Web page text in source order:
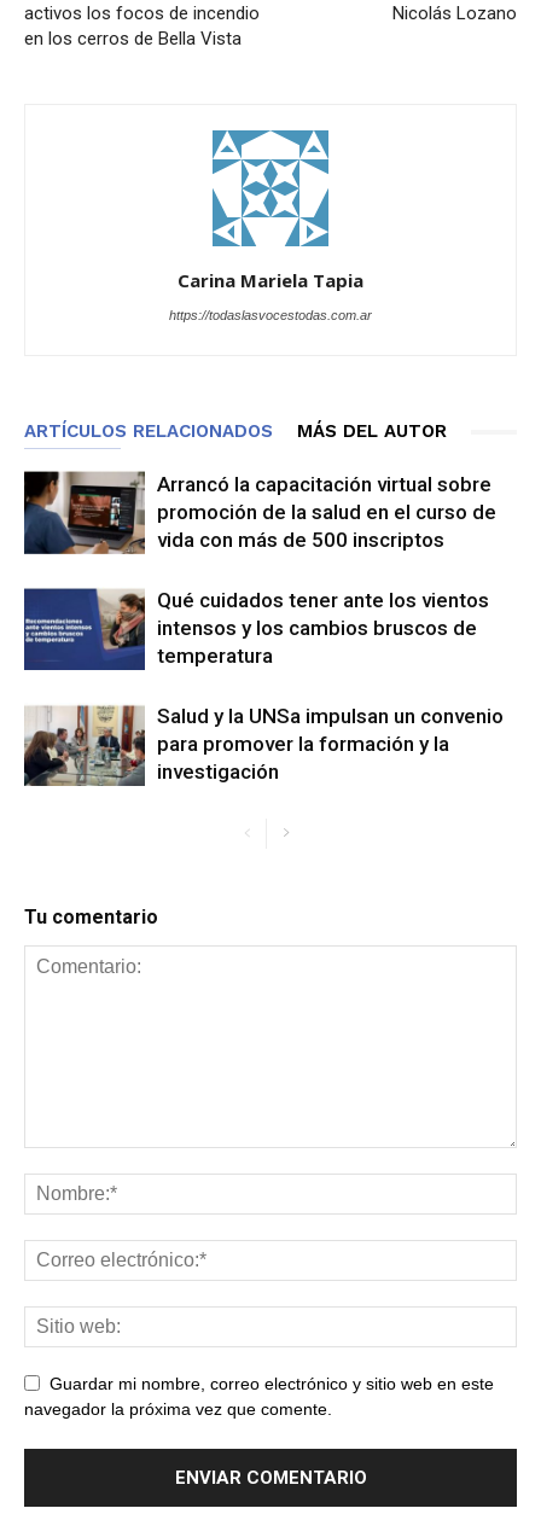
activos los focos de incendio
en los cerros de Bella Vista
Nicolás Lozano
Carina Mariela Tapia
https://todaslasvocestodas.com.ar
ARTÍCULOS RELACIONADOS MÁS DEL AUTOR
Arrancó la capacitación virtual sobre
promoción de la salud en el curso de
vida con más de 500 inscriptos
Qué cuidados tener ante los vientos
intensos y los cambios bruscos de
temperatura
Salud y la UNSa impulsan un convenio
para promover la formación y la
investigación
Tu comentario
Guardar mi nombre, correo electrónico y sitio web en este
navegador la próxima vez que comente.